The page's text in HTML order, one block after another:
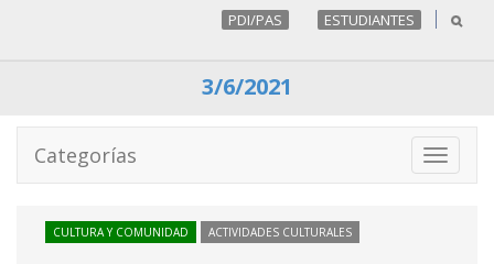
PDI/PAS ESTUDIANTES
3/6/2021
Toggle
Categorías
CULTURA Y COMUNIDAD ACTIVIDADES CULTURALES